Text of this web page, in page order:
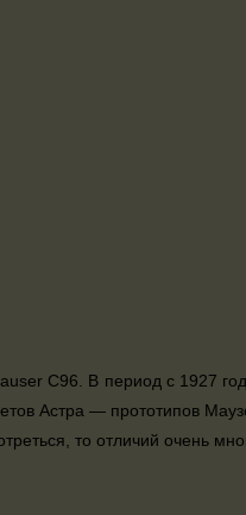
C96. В период с 1927
Астра — прототипов
то отличий очень